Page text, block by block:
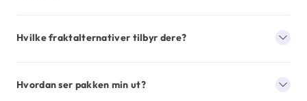
Hvilke fraktalternativer tilbyr dere?
Hvordan ser pakken min ut?